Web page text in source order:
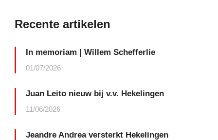
Recente artikelen
In memoriam | Willem Schefferlie
01/07/2026
Juan Leito nieuw bij v.v. Hekelingen
11/06/2026
Jeandre Andrea versterkt Hekelingen